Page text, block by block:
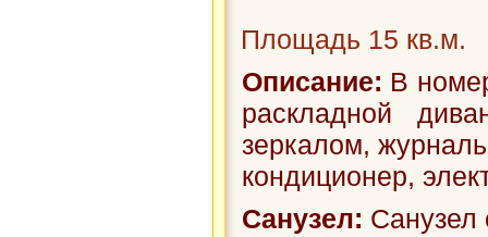
Площадь 15 кв.м.
Описание: В
раскладной
зеркалом,
кондиционер,
Санузел: